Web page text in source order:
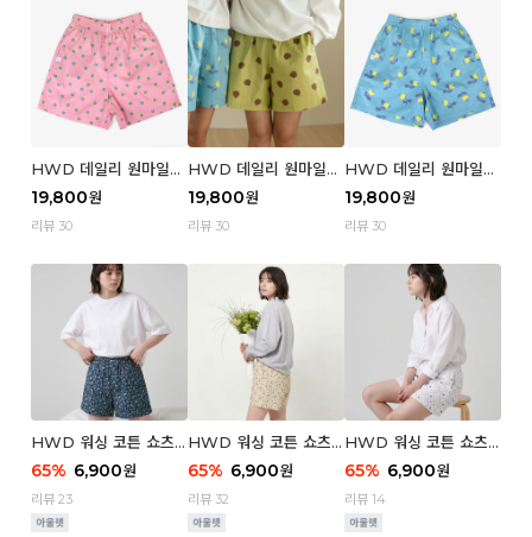
HWD 데일리 원마일
쇼츠 - 04 Aroma (우
먼)
19,800원
리뷰 30
HWD 데일리 원마일
쇼츠 - 03 Poodle (우
먼)
19,800원
리뷰 30
HWD 데일리 원마일
쇼츠 - 02 Chouchou
(우먼)
19,800원
리뷰 30
HWD 워싱 코튼 쇼츠
(우먼) - 03 Berry tre
e
65% 6,900원
리뷰 23
HWD 워싱 코튼 쇼츠
(우먼) - 02 Retro flo
wer
65% 6,900원
리뷰 32
HWD 워싱 코튼 쇼츠
(우먼) - 01 Blue whal
e
65% 6,900원
리뷰 14